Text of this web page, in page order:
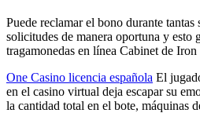
Puede reclamar el bono durante
solicitudes de manera oportuna y esto
tragamonedas en línea Cabinet de
One Casino licencia española El
en el casino virtual deja escapar su
la cantidad total en el bote, máquinas